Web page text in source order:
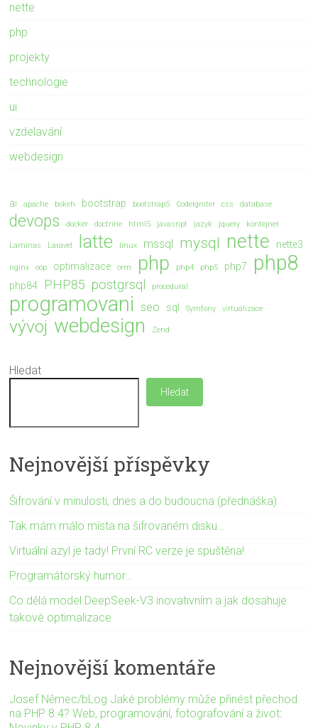
nette
php
projekty
technologie
ui
vzdelavání
webdesign
ai apache bokeh bootstrap bootstrap5 CodeIgniter css database
devops docker doctrine html5 javasript jazyk jquery kontejner
Laminas Laravel latte linux mssql mysql nette nette3
nginx oop optimalizace orm php php4 php5 php7 php8
php84 PHP85 postgrsql procedural
programovani seo sql Symfony virtualizace
vývoj webdesign Zend
Hledat
Hledat
Nejnovější příspěvky
Šifrování v minulosti, dnes a do budoucna (přednáška)
Tak mám málo místa na šifrovaném disku…
Virtuální azyl je tady! První RC verze je spuštěna!
Programátorský humor…
Co dělá model DeepSeek-V3 inovativním a jak dosahuje
takové optimalizace
Nejnovější komentáře
Josef Němec/bLog Jaké problémy může přinést přechod
na PHP 8.4? Web, programování, fotografování a život: